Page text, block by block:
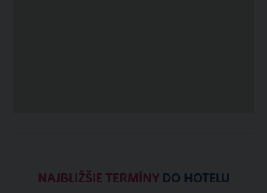
NAJBLIŽŠIE TERMÍNYDO HOTELU